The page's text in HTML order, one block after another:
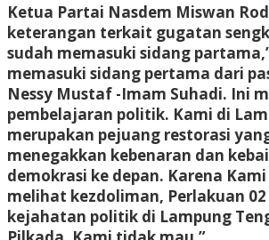
Ketua Partai Nasdem Miswan
keterangan terkait gugatan
sudah memasuki sidang
memasuki sidang pertama dari
Nessy Mustaf -Imam Suhadi. Ini
pembelajaran politik. Kami di
merupakan pejuang restorasi
menegakkan kebenaran dan
demokrasi ke depan. Karena
melihat kezdoliman, Perlakuan
kejahatan politik di Lampung